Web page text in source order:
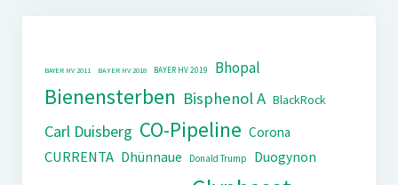
BAYER HV 2011 BAYER HV 2018 BAYER HV 2019 Bhopal
Bienensterben Bisphenol A BlackRock
Carl Duisberg CO-Pipeline Corona
CURRENTA Dhünnaue Donald Trump
Duogynon